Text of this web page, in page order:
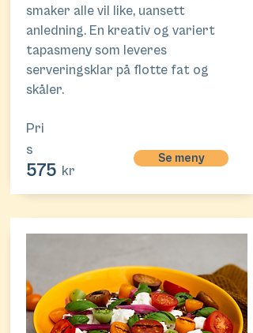
smaker alle vil like, uansett
anledning. En kreativ og variert
tapasmeny som leveres
serveringsklar på flotte fat og
skåler.
Pri
s
kr
575
Se meny